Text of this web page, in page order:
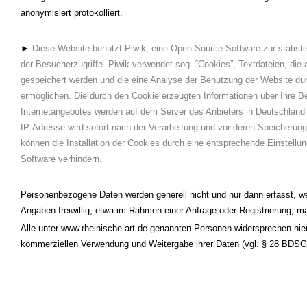
anonymisiert protokolliert.
► Diese Website benutzt Piwik, eine Open-Source-Software zur
der Besucherzugriffe. Piwik verwendet sog. “Cookies”, Textdateien, die
gespeichert werden und die eine Analyse der Benutzung der Website
ermöglichen. Die durch den Cookie erzeugten Informationen über Ihre
Internetangebotes werden auf dem Server des Anbieters in
IP-Adresse wird sofort nach der Verarbeitung und vor deren
können die Installation der Cookies durch eine entsprechende
Software verhindern.
Personenbezogene Daten werden generell nicht und nur dann erfasst,
Angaben freiwillig, etwa im Rahmen einer Anfrage oder Registrierung,
Alle unter www.rheinische-art.de genannten Personen widersprechen
kommerziellen Verwendung und Weitergabe ihrer Daten (vgl. § 28